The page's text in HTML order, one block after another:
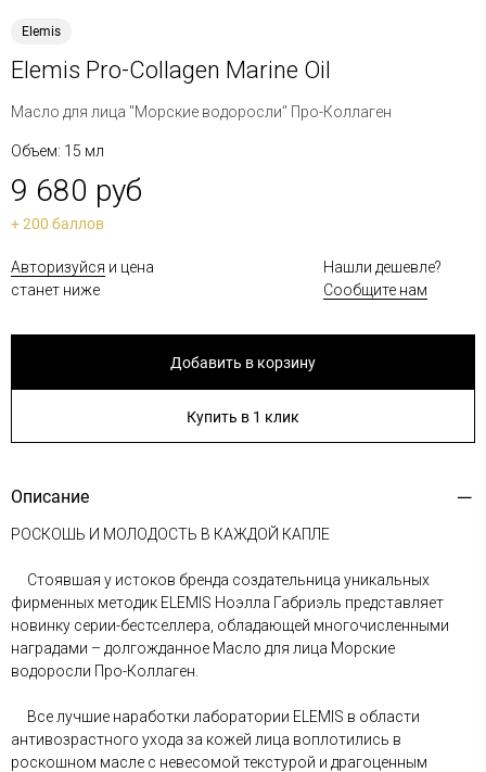
Elemis
Elemis Pro-Collagen Marine Oil
Масло для лица "Морские водоросли" Про-Коллаген
Объем: 15 мл
9 680 руб
+ 200 баллов
Авторизуйся и цена
станет ниже
Нашли дешевле?
Сообщите нам
Добавить в корзину
Купить в 1 клик
Описание
РОСКОШЬ И МОЛОДОСТЬ В КАЖДОЙ КАПЛЕ
Стоявшая у истоков бренда создательница уникальных
фирменных методик ELEMIS Ноэлла Габриэль представляет
новинку серии-бестселлера, обладающей многочисленными
наградами – долгожданное Масло для лица Морские
водоросли Про-Коллаген.
Все лучшие наработки лаборатории ELEMIS в области
антивозрастного ухода за кожей лица воплотились в
роскошном масле с невесомой текстурой и драгоценным